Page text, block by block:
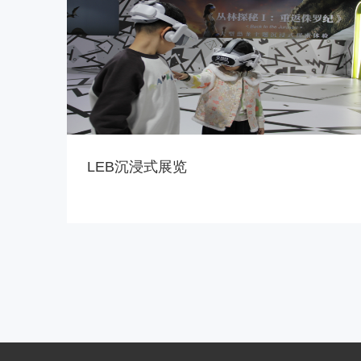
LEB沉浸式展览